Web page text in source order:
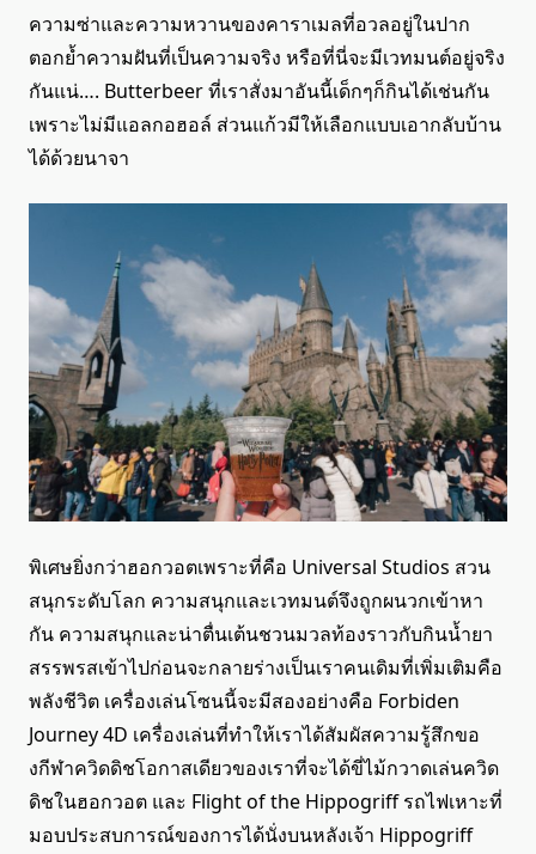
ความซ่าและความหวานของคาราเมลที่อวลอยู่ในปาก
ตอกย้ำความฝันที่เป็นความจริง หรือที่นี่จะมีเวทมนต์อยู่จริง
กันแน่…. Butterbeer ที่เราสั่งมาอันนี้เด็กๆก็กินได้เช่นกัน
เพราะไม่มีแอลกอฮอล์ ส่วนแก้วมีให้เลือกแบบเอากลับบ้าน
ได้ด้วยนาจา
พิเศษยิ่งกว่าฮอกวอตเพราะที่คือ Universal Studios สวน
สนุกระดับโลก ความสนุกและเวทมนต์จึงถูกผนวกเข้าหา
กัน ความสนุกและน่าตื่นเต้นชวนมวลท้องราวกับกินน้ำยา
สรรพรสเข้าไปก่อนจะกลายร่างเป็นเราคนเดิมที่เพิ่มเติมคือ
พลังชีวิต เครื่องเล่นโซนนี้จะมีสองอย่างคือ Forbiden
Journey 4D เครื่องเล่นที่ทำให้เราได้สัมผัสความรู้สึกขอ
งกีฬาควิดดิชโอกาสเดียวของเราที่จะได้ขี่ไม้กวาดเล่นควิด
ดิชในฮอกวอต และ Flight of the Hippogriff รถไฟเหาะที่
มอบประสบการณ์ของการได้นั่งบนหลังเจ้า Hippogriff